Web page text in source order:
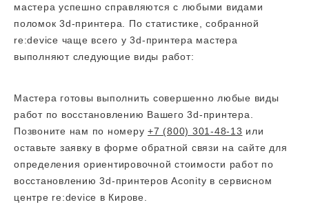
мастера успешно справляются с любыми видами
поломок 3d-принтера. По статистике, собранной
re:device чаще всего у 3d-принтера мастера
выполняют следующие виды работ:
Мастера готовы выполнить совершенно любые виды
работ по восстановлению Вашего 3d-принтера.
Позвоните нам по номеру +7 (800) 301-48-13 или
оставьте заявку в форме обратной связи на сайте для
определения ориентировочной стоимости работ по
восстановлению 3d-принтеров Aconity в сервисном
центре re:device в Кирове.